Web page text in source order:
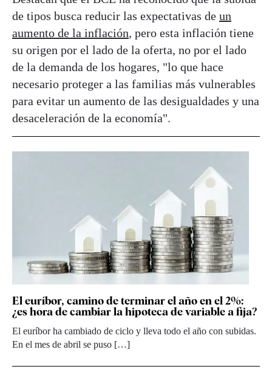
de tipos busca reducir las expectativas de un
aumento de la inflación, pero esta inflación tiene
su origen por el lado de la oferta, no por el lado
de la demanda de los hogares, "lo que hace
necesario proteger a las familias más vulnerables
para evitar un aumento de las desigualdades y una
desaceleración de la economía".
El euríbor, camino de terminar el año en el 2%:
¿es hora de cambiar la hipoteca de variable a fija?
El euríbor ha cambiado de ciclo y lleva todo el año con subidas.
En el mes de abril se puso […]